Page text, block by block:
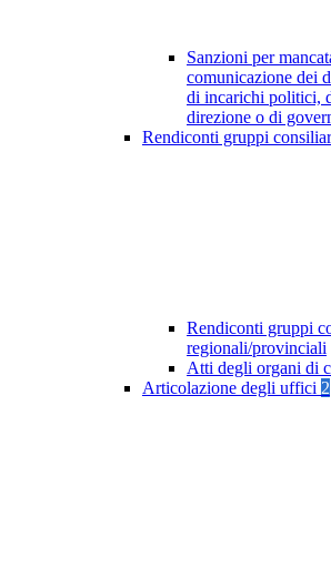
Sanzioni per
comunicazione dei
di incarichi politici,
direzione o di
Rendiconti gruppi
Rendiconti gruppi
regionali/provinciali
Atti degli organi di
Articolazione degli uffici 2